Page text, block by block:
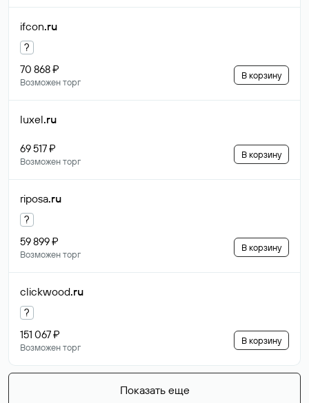
ifcon.ru
?
70 868 ₽
Возможен торг
В корзину
luxel.ru
69 517 ₽
Возможен торг
В корзину
riposa.ru
?
59 899 ₽
Возможен торг
В корзину
clickwood.ru
?
151 067 ₽
Возможен торг
В корзину
Показать еще